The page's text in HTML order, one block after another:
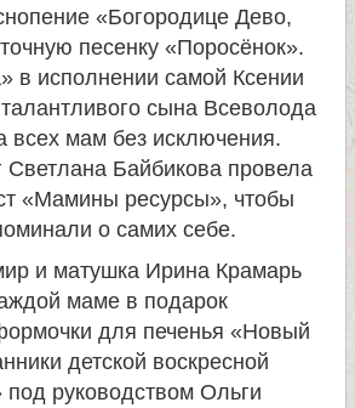
«Богородице Дево,
песенку «Поросёнок».
в исполнении самой Ксении
сына Всеволода
всех мам без исключения.
Байбикова провела
«Мамины ресурсы», чтобы
о самих себе.
и матушка Ирина Крамарь
маме в подарок
для печенья «Новый
детской воскресной
под руководством Ольги